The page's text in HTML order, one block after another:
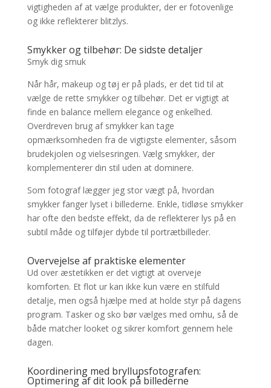
vigtigheden af at vælge produkter, der er fotovenlige
og ikke reflekterer blitzlys.
Smykker og tilbehør: De sidste detaljer
Smyk dig smuk
Når hår, makeup og tøj er på plads, er det tid til at
vælge de rette smykker og tilbehør. Det er vigtigt at
finde en balance mellem elegance og enkelhed.
Overdreven brug af smykker kan tage
opmærksomheden fra de vigtigste elementer, såsom
brudekjolen og vielsesringen. Vælg smykker, der
komplementerer din stil uden at dominere.
Som fotograf lægger jeg stor vægt på, hvordan
smykker fanger lyset i billederne. Enkle, tidløse smykker
har ofte den bedste effekt, da de reflekterer lys på en
subtil måde og tilføjer dybde til portrætbilleder.
Overvejelse af praktiske elementer
Ud over æstetikken er det vigtigt at overveje
komforten. Et flot ur kan ikke kun være en stilfuld
detalje, men også hjælpe med at holde styr på dagens
program. Tasker og sko bør vælges med omhu, så de
både matcher looket og sikrer komfort gennem hele
dagen.
Koordinering med bryllupsfotografen:
Optimering af dit look på billederne